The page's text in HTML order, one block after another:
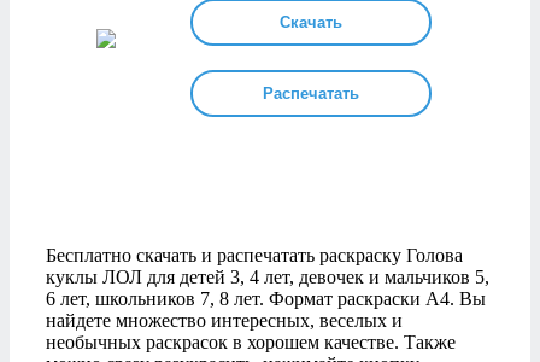
Скачать
Распечатать
Бесплатно скачать и распечатать раскраску Голова
куклы ЛОЛ для детей 3, 4 лет, девочек и мальчиков 5,
6 лет, школьников 7, 8 лет. Формат раскраски А4. Вы
найдете множество интересных, веселых и
необычных раскрасок в хорошем качестве. Также